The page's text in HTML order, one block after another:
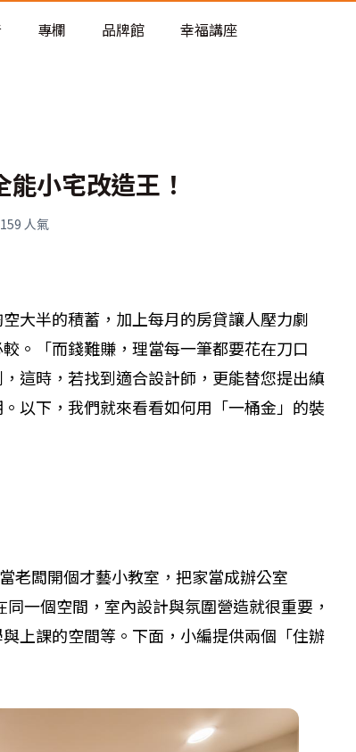
值煥新術
專欄 品牌館 幸福講座
小宅改造王！
人氣
大半的積蓄，加上每月的房貸讓人壓力劇
。「而錢難賺，理當每一筆都要花在刀口
這時，若找到適合設計師，更能替您提出縝
以下，我們就來看看如何用「一桶金」的裝
老闆開個才藝小教室，把家當成辦公室
一個空間，室內設計與氛圍營造就很重要，
上課的空間等。下面，小編提供兩個「住辦